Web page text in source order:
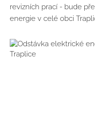
revizních prací - bude
energie v celé obci